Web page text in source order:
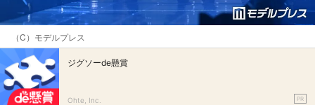
（C）モデルプレス
ジグソーde懸賞
Ohte, Inc. PR